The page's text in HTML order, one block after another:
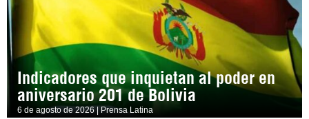
Indicadores que inquietan al poder en
aniversario 201 de Bolivia
6 de agosto de 2026 | Prensa Latina